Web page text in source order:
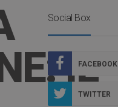
IL
Social Box
FACEBOOK
TWITTER